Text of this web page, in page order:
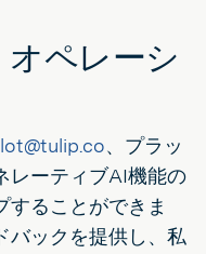
ペレーシ
、プラッ
レーティブAI機能の
することができま
バックを提供し、私